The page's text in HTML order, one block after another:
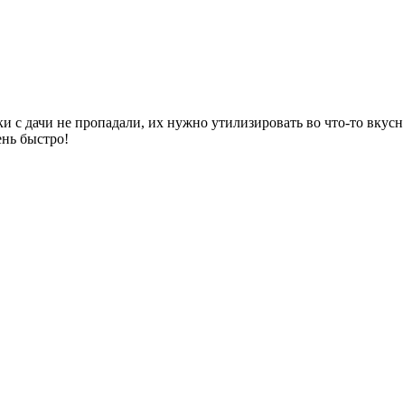
дачи не пропадали, их нужно утилизировать во что-то
быстро!